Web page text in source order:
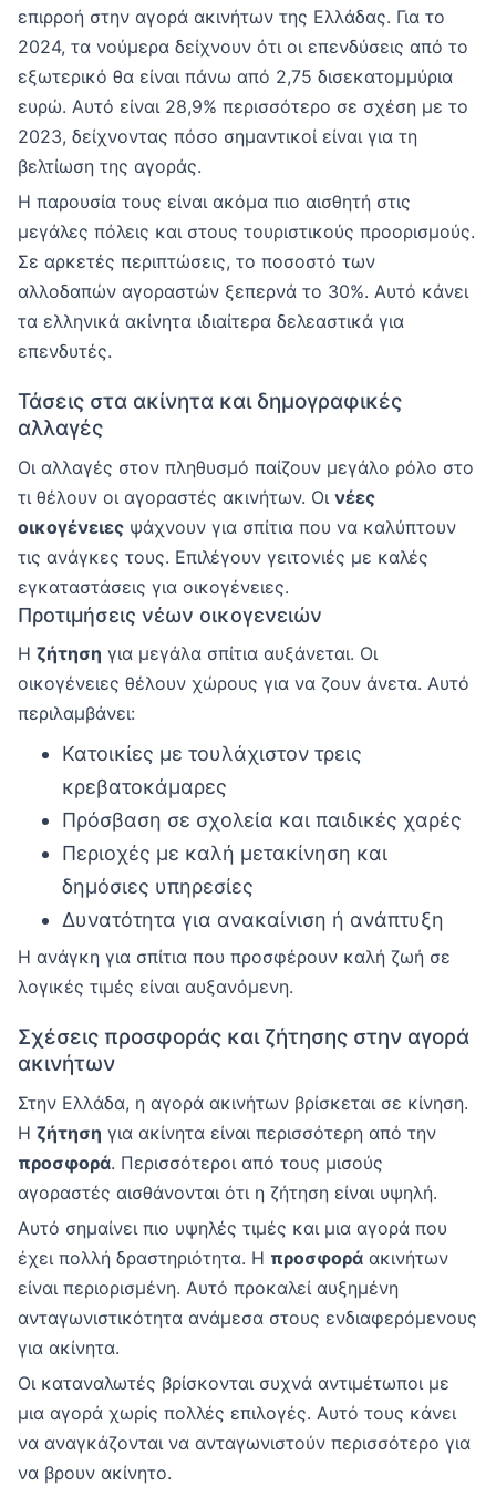
επιρροή στην αγορά ακινήτων της Ελλάδας. Για το
2024, τα νούμερα δείχνουν ότι οι επενδύσεις από το
εξωτερικό θα είναι πάνω από 2,75 δισεκατομμύρια
ευρώ. Αυτό είναι 28,9% περισσότερο σε σχέση με το
2023, δείχνοντας πόσο σημαντικοί είναι για τη
βελτίωση της αγοράς.
Η παρουσία τους είναι ακόμα πιο αισθητή στις
μεγάλες πόλεις και στους τουριστικούς προορισμούς.
Σε αρκετές περιπτώσεις, το ποσοστό των
αλλοδαπών αγοραστών ξεπερνά το 30%. Αυτό κάνει
τα ελληνικά ακίνητα ιδιαίτερα δελεαστικά για
επενδυτές.
Τάσεις στα ακίνητα και δημογραφικές
αλλαγές
Οι αλλαγές στον πληθυσμό παίζουν μεγάλο ρόλο στο
τι θέλουν οι αγοραστές ακινήτων. Οι νέες
οικογένειες ψάχνουν για σπίτια που να καλύπτουν
τις ανάγκες τους. Επιλέγουν γειτονιές με καλές
εγκαταστάσεις για οικογένειες.
Προτιμήσεις νέων οικογενειών
Η ζήτηση για μεγάλα σπίτια αυξάνεται. Οι
οικογένειες θέλουν χώρους για να ζουν άνετα. Αυτό
περιλαμβάνει:
Κατοικίες με τουλάχιστον τρεις
κρεβατοκάμαρες
Πρόσβαση σε σχολεία και παιδικές χαρές
Περιοχές με καλή μετακίνηση και
δημόσιες υπηρεσίες
Δυνατότητα για ανακαίνιση ή ανάπτυξη
Η ανάγκη για σπίτια που προσφέρουν καλή ζωή σε
λογικές τιμές είναι αυξανόμενη.
Σχέσεις προσφοράς και ζήτησης στην αγορά
ακινήτων
Στην Ελλάδα, η αγορά ακινήτων βρίσκεται σε κίνηση.
Η ζήτηση για ακίνητα είναι περισσότερη από την
προσφορά. Περισσότεροι από τους μισούς
αγοραστές αισθάνονται ότι η ζήτηση είναι υψηλή.
Αυτό σημαίνει πιο υψηλές τιμές και μια αγορά που
έχει πολλή δραστηριότητα. Η προσφορά ακινήτων
είναι περιορισμένη. Αυτό προκαλεί αυξημένη
ανταγωνιστικότητα ανάμεσα στους ενδιαφερόμενους
για ακίνητα.
Οι καταναλωτές βρίσκονται συχνά αντιμέτωποι με
μια αγορά χωρίς πολλές επιλογές. Αυτό τους κάνει
να αναγκάζονται να ανταγωνιστούν περισσότερο για
να βρουν ακίνητο.